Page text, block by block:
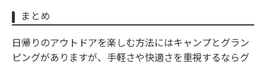
まとめ
日帰りのアウトドアを楽しむ方法にはキャンプとグラン
ピングがありますが、手軽さや快適さを重視するならグ